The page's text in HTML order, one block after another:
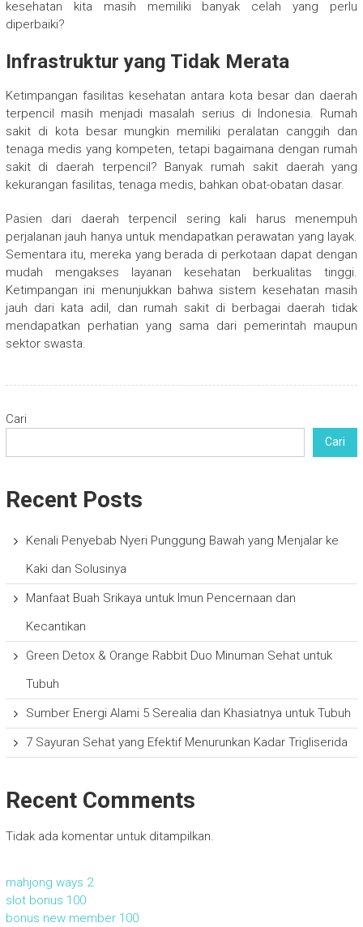
kesehatan kita masih memiliki banyak celah yang perlu
diperbaiki?
Infrastruktur yang Tidak Merata
Ketimpangan fasilitas kesehatan antara kota besar dan daerah
terpencil masih menjadi masalah serius di Indonesia. Rumah
sakit di kota besar mungkin memiliki peralatan canggih dan
tenaga medis yang kompeten, tetapi bagaimana dengan rumah
sakit di daerah terpencil? Banyak rumah sakit daerah yang
kekurangan fasilitas, tenaga medis, bahkan obat-obatan dasar.
Pasien dari daerah terpencil sering kali harus menempuh
perjalanan jauh hanya untuk mendapatkan perawatan yang layak.
Sementara itu, mereka yang berada di perkotaan dapat dengan
mudah mengakses layanan kesehatan berkualitas tinggi.
Ketimpangan ini menunjukkan bahwa sistem kesehatan masih
jauh dari kata adil, dan rumah sakit di berbagai daerah tidak
mendapatkan perhatian yang sama dari pemerintah maupun
sektor swasta.
Cari
Cari
Recent Posts
Kenali Penyebab Nyeri Punggung Bawah yang Menjalar ke
Kaki dan Solusinya
Manfaat Buah Srikaya untuk Imun Pencernaan dan
Kecantikan
Green Detox & Orange Rabbit Duo Minuman Sehat untuk
Tubuh
Sumber Energi Alami 5 Serealia dan Khasiatnya untuk Tubuh
7 Sayuran Sehat yang Efektif Menurunkan Kadar Trigliserida
Recent Comments
Tidak ada komentar untuk ditampilkan.
mahjong ways 2
slot bonus 100
bonus new member 100